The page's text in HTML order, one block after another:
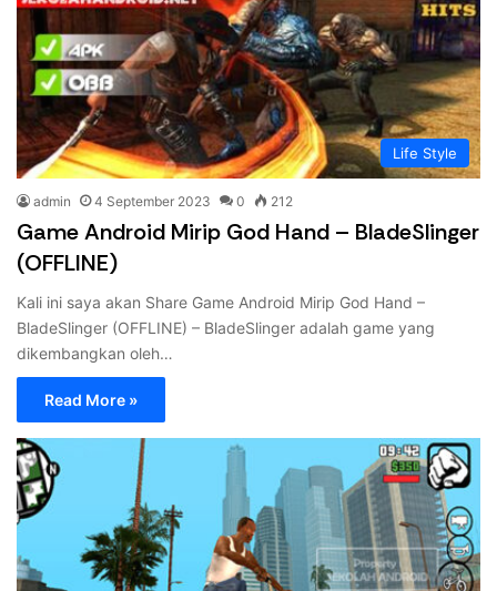
Life Style
admin 4 September 2023 0 212
Game Android Mirip God Hand – BladeSlinger
(OFFLINE)
Kali ini saya akan Share Game Android Mirip God Hand –
BladeSlinger (OFFLINE) – BladeSlinger adalah game yang
dikembangkan oleh…
Read More »